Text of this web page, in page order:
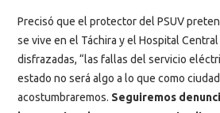
Precisó que el protector del PSUV
se vive en el Táchira y el Hospital
disfrazadas, “las fallas del servicio
estado no será algo a lo que como
acostumbraremos. Seguiremos